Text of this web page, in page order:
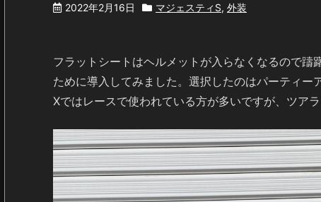
2022年2月16日 マジェスティS, 外装
フラットシートはヘルメットが入らなくなるので
ために導入してみました。選択したのはパーティ
Xではレースで使われている方が多いですが、ツア